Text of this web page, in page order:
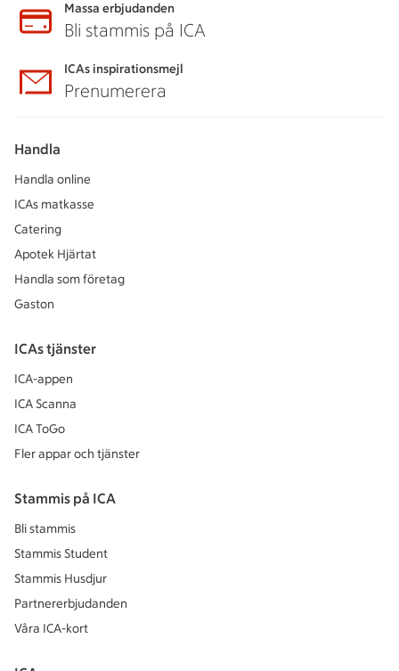
Massa erbjudanden
Bli stammis på ICA
ICAs inspirationsmejl
Prenumerera
Handla
Handla online
ICAs matkasse
Catering
Apotek Hjärtat
Handla som företag
Gaston
ICAs tjänster
ICA-appen
ICA Scanna
ICA ToGo
Fler appar och tjänster
Stammis på ICA
Bli stammis
Stammis Student
Stammis Husdjur
Partnererbjudanden
Våra ICA-kort